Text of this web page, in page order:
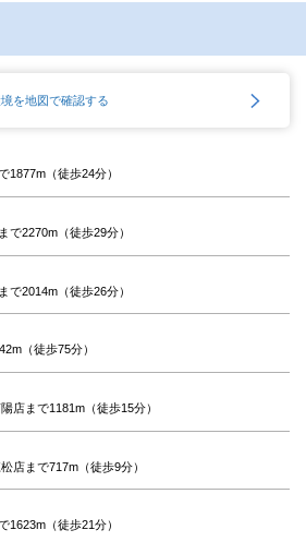
を地図で確認する
1877m（徒歩24分）
で2270m（徒歩29分）
で2014m（徒歩26分）
（徒歩75分）
店まで1181m（徒歩15分）
店まで717m（徒歩9分）
1623m（徒歩21分）